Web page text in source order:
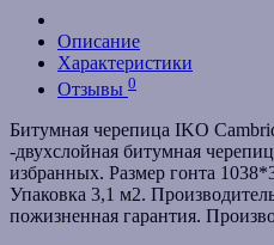
Описание
Характеристики
Отзывы 0
Битумная черепица IKO
-двухслойная битумная
избранных. Размер гонта
Упаковка 3,1 м2.
пожизненная гарантия.